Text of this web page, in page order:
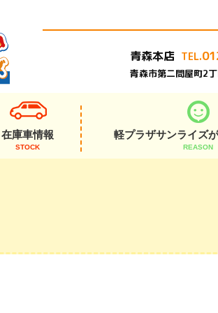
青森本店 TEL.
青森市第二問屋町2
在庫車情報
STOCK
軽プラザサンライズ
REASON